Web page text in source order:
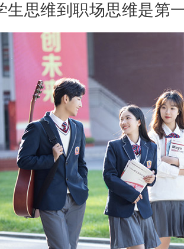
生思维到职场思维是第